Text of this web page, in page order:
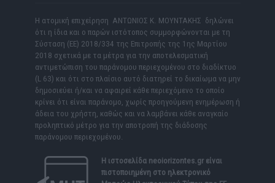
Η ατομική επιχείρηση ΑΝΤΩΝΙΟΣ Κ. ΜΟΥΝΤΑΚΗΣ δηλώνει
ότι η ίδια και ο παρών ιστότοπος συμμορφώνονται με τη
Σύσταση (ΕΕ) 2018/334 της Επιτροπής της 1ης Μαρτίου
2018 σχετικά με τα μέτρα για την αποτελεσματική
αντιμετώπιση του παράνομου περιεχομένου στο διαδίκτυο
(L 63) και ότι στο πλαίσιο αυτό διατηρεί το δικαίωμα να μην
δημοσιεύει ή/και να αφαιρεί κάθε περιεχόμενο το οποίο
κρίνει ότι είναι παράνομο, χωρίς προηγούμενη ενημέρωση ή
άδεια του χρήστη, καθώς και να λαμβάνει κάθε αναγκαίο
προληπτικό μέτρο για την αποτροπή της διάδοσης
παράνομου περιεχομένου.
Η ιστοσελίδα neoiorizontes.grείναι
πιστοποιημένη στο ηλεκτρονικό